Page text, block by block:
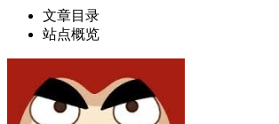
文章目录
站点概览